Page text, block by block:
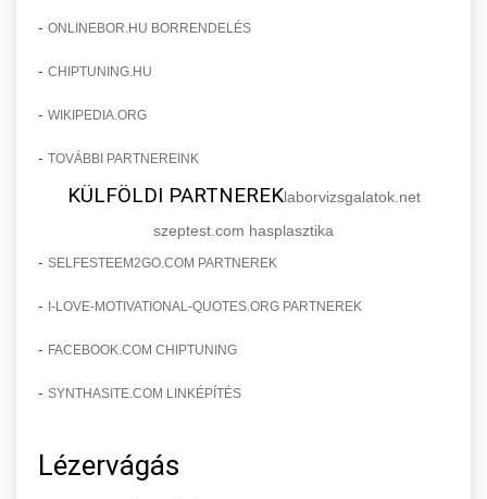
- ONLINEBOR.HU BORRENDELÉS
- CHIPTUNING.HU
- WIKIPEDIA.ORG
- TOVÁBBI PARTNEREINK
KÜLFÖLDI PARTNEREKlaborvizsgalatok.net
szeptest.com hasplasztika
- SELFESTEEM2GO.COM PARTNEREK
- I-LOVE-MOTIVATIONAL-QUOTES.ORG PARTNEREK
- FACEBOOK.COM CHIPTUNING
- SYNTHASITE.COM LINKÉPÍTÉS
Lézervágás